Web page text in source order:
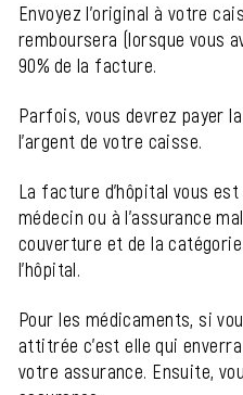
Envoyez l'original à votre
remboursera (lorsque vous
90% de la facture.
Parfois, vous devrez payer
l'argent de votre caisse.
La facture d'hôpital vous est
médecin ou à l'assurance
couverture et de la
l'hôpital.
Pour les médicaments, si
attitrée c'est elle qui
votre assurance. Ensuite,